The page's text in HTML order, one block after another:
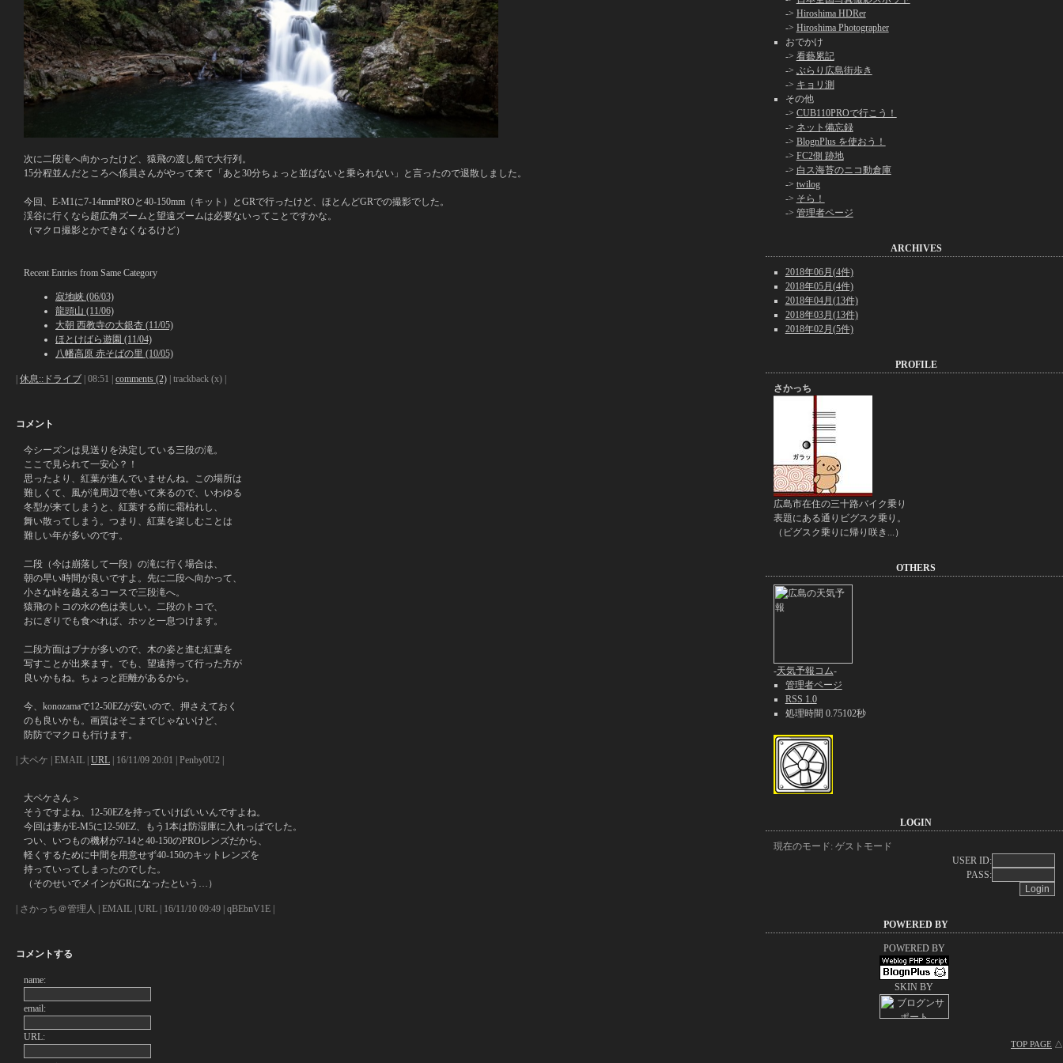
次に二段滝へ向かったけど、猿飛の渡し船で大行列。
15分程並んだところへ係員さんがやって来て「あと30分ちょっと並ばないと乗られない」と言ったので退散しました。
今回、E-M1に7-14mmPROと40-150mm（キット）とGRで行ったけど、ほとんどGRでの撮影でした。
渓谷に行くなら超広角ズームと望遠ズームは必要ないってことですかな。
（マクロ撮影とかできなくなるけど）
Recent Entries from Same Category
寂地峡 (06/03)
龍頭山 (11/06)
大朝 西教寺の大銀杏 (11/05)
ほとけばら遊園 (11/04)
八幡高原 赤そばの里 (10/05)
休息::ドライブ | 08:51 | comments (2) | trackback (x) |
コメント
今シーズンは見送りを決定している三段の滝。
ここで見られて一安心？！
思ったより、紅葉が進んでいませんね。この場所は
難しくて、風が滝周辺で巻いて来るので、いわゆる
冬型が来てしまうと、紅葉する前に霜枯れし、
舞い散ってしまう。つまり、紅葉を楽しむことは
難しい年が多いのです。
二段（今は崩落して一段）の滝に行く場合は、
朝の早い時間が良いですよ。先に二段へ向かって、
小さな峠を越えるコースで三段滝へ。
猿飛のトコの水の色は美しい。二段のトコで、
おにぎりでも食べれば、ホッと一息つけます。
二段方面はブナが多いので、木の姿と進む紅葉を
写すことが出来ます。でも、望遠持って行った方が
良いかもね。ちょっと距離があるから。
今、konozamaで12-50EZが安いので、押さえておく
のも良いかも。画質はそこまでじゃないけど、
防防でマクロも行けます。
| 大ペケ | EMAIL | URL | 16/11/09 20:01 | Penby0U2 |
大ペケさん＞
そうですよね、12-50EZを持っていけばいいんですよね。
今回は妻がE-M5に12-50EZ、もう1本は防湿庫に入れっぱでした。
つい、いつもの機材が7-14と40-150のPROレンズだから、
軽くするために中間を用意せず40-150のキットレンズを
持っていってしまったのでした。
（そのせいでメインがGRになったという…）
| さかっち＠管理人 | EMAIL | URL | 16/11/10 09:49 | qBEbnV1E |
コメントする
name:
email:
URL:
-> Hiroshima HDRer
-> Hiroshima Photographer
おでかけ
-> 看藝累記
-> ぶらり広島街歩き
-> キョリ測
その他
-> CUB110PROで行こう！
-> ネット備忘録
-> BlognPlus を使おう！
-> FC2側 跡地
-> 白ス海苔のニコ動倉庫
-> twilog
-> そら！
-> 管理者ページ
ARCHIVES
2018年06月(4件)
2018年05月(4件)
2018年04月(13件)
2018年03月(13件)
2018年02月(5件)
PROFILE
さかっち
広島市在住の三十路バイク乗り
表題にある通りビグスク乗り。
（ビグスク乗りに帰り咲き...）
OTHERS
-天気予報コム-
管理者ページ
RSS 1.0
処理時間 0.75102秒
LOGIN
現在のモード: ゲストモード
USER ID:
PASS:
POWERED BY
POWERED BY
SKIN BY
TOP PAGE △